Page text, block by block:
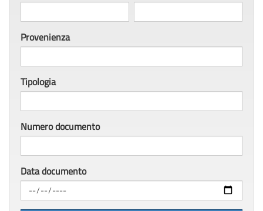
Provenienza
Tipologia
Numero documento
Data documento